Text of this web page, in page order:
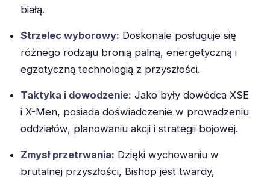
białą.
Strzelec wyborowy: Doskonale posługuje się
różnego rodzaju bronią palną, energetyczną i
egzotyczną technologią z przyszłości.
Taktyka i dowodzenie: Jako były dowódca XSE
i X-Men, posiada doświadczenie w prowadzeniu
oddziałów, planowaniu akcji i strategii bojowej.
Zmysł przetrwania: Dzięki wychowaniu w
brutalnej przyszłości, Bishop jest twardy,